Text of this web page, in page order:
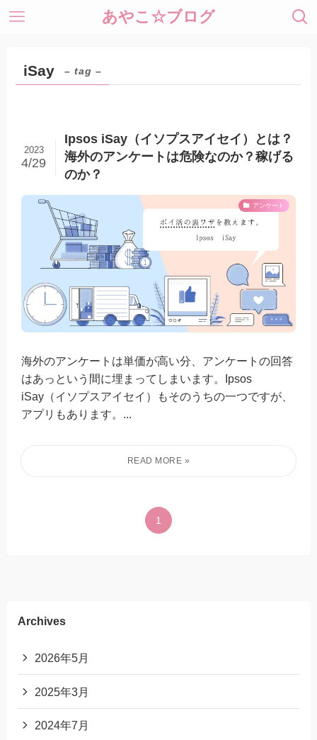
あやこ☆ブログ
iSay – tag –
Ipsos iSay（イソプスアイセイ）とは？
海外のアンケートは危険なのか？稼げる
のか？
2023
4/29
アンケート
海外のアンケートは単価が高い分、アンケートの回答
はあっという間に埋まってしまいます。Ipsos
iSay（イソプスアイセイ）もそのうちの一つですが、
アプリもあります。...
1
Archives
2026年5月
2025年3月
2024年7月